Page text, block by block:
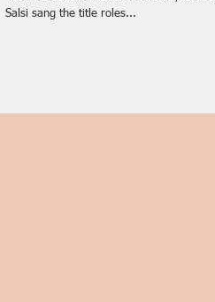
Salsi sang the title roles...